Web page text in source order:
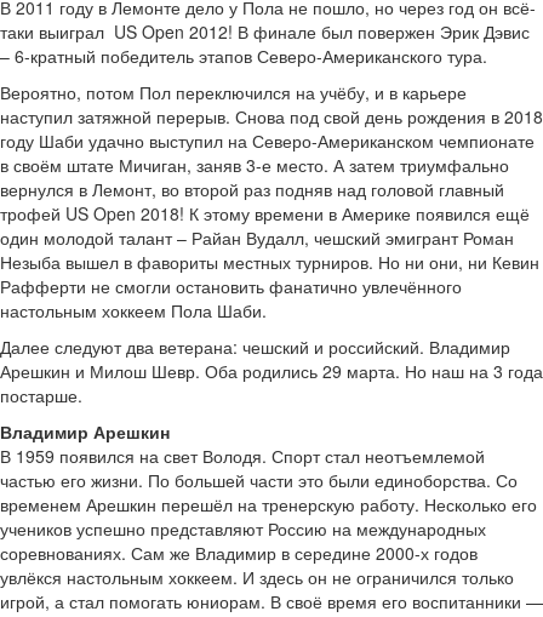
В 2011 году в Лемонте дело у Пола не пошло, но через год он всё-
таки выиграл US Open 2012! В финале был повержен Эрик Дэвис
– 6-кратный победитель этапов Северо-Американского тура.
Вероятно, потом Пол переключился на учёбу, и в карьере
наступил затяжной перерыв. Снова под свой день рождения в 2018
году Шаби удачно выступил на Северо-Американском чемпионате
в своём штате Мичиган, заняв 3-е место. А затем триумфально
вернулся в Лемонт, во второй раз подняв над головой главный
трофей US Open 2018! К этому времени в Америке появился ещё
один молодой талант – Райан Вудалл, чешский эмигрант Роман
Незыба вышел в фавориты местных турниров. Но ни они, ни Кевин
Рафферти не смогли остановить фанатично увлечённого
настольным хоккеем Пола Шаби.
Далее следуют два ветерана: чешский и российский. Владимир
Арешкин и Милош Шевр. Оба родились 29 марта. Но наш на 3 года
постарше.
Владимир Арешкин
В 1959 появился на свет Володя. Спорт стал неотъемлемой
частью его жизни. По большей части это были единоборства. Со
временем Арешкин перешёл на тренерскую работу. Несколько его
учеников успешно представляют Россию на международных
соревнованиях. Сам же Владимир в середине 2000-х годов
увлёкся настольным хоккеем. И здесь он не ограничился только
игрой, а стал помогать юниорам. В своё время его воспитанники —